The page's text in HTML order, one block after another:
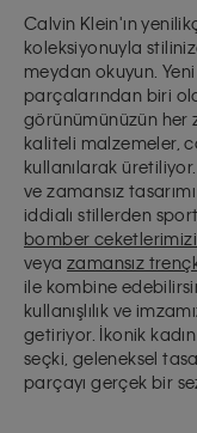
Calvin Klein'ın
koleksiyonuyla
meydan okuyun.
parçalarından biri
görünümünüzün her
kaliteli malzemeler,
kullanılarak
ve zamansız
iddialı stillerden
bomber ceketlerimizi
veya zamansız
ile kombine
kullanışlılık ve
getiriyor. İkonik
seçki, geleneksel
parçayı gerçek bir